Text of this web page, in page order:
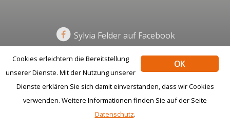
Sylvia Felder auf Facebook
Impressum Datenschutz
OK
Cookies erleichtern die Bereitstellung
unserer Dienste. Mit der Nutzung unserer
Dienste erklären Sie sich damit einverstanden, dass wir Cookies
verwenden. Weitere Informationen finden Sie auf der Seite
Datenschutz.